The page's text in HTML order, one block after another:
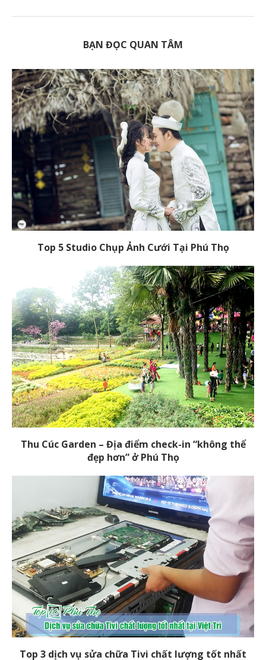
BẠN ĐỌC QUAN TÂM
Top 5 Studio Chụp Ảnh Cưới Tại Phú Thọ
Thu Cúc Garden – Địa điểm check-in “không thể
đẹp hơn” ở Phú Thọ
Top 3 dịch vụ sửa chữa Tivi chất lượng tốt nhất